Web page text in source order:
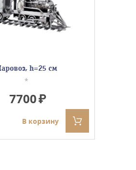
h=25 см
*
7700
В корзину